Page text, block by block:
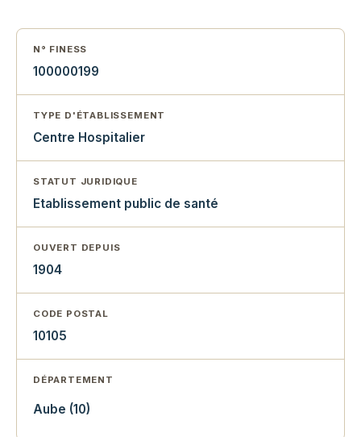
N° FINESS
100000199
TYPE D'ÉTABLISSEMENT
Centre Hospitalier
STATUT JURIDIQUE
Etablissement public de santé
OUVERT DEPUIS
1904
CODE POSTAL
10105
DÉPARTEMENT
Aube (10)